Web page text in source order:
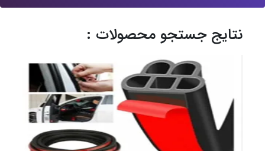
نتایج جستجو محصولات :